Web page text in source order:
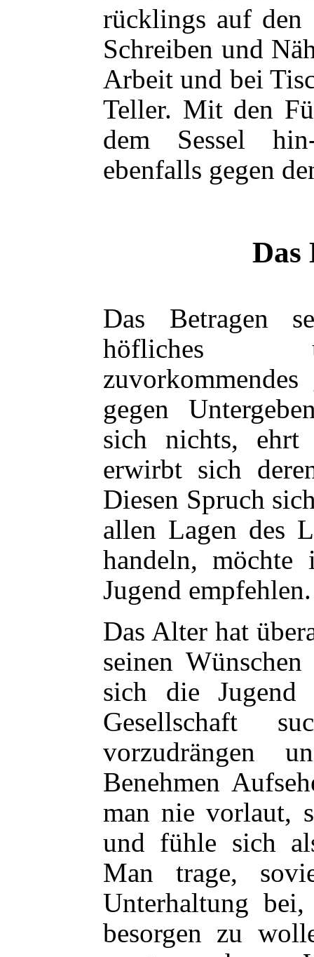
rücklings auf den
Schreiben und
Arbeit und bei
Teller. Mit den
dem Sessel
ebenfalls gegen
Das
Das Betragen
höfliches
zuvorkommendes
gegen
sich nichts,
erwirbt sich
Diesen Spruch
allen Lagen des
handeln, möchte
Jugend empfehlen.
Das Alter hat
seinen
sich die
Gesellschaft
vorzudrängen
Benehmen
man nie vorlaut,
und fühle sich
Man trage,
Unterhaltung
besorgen zu